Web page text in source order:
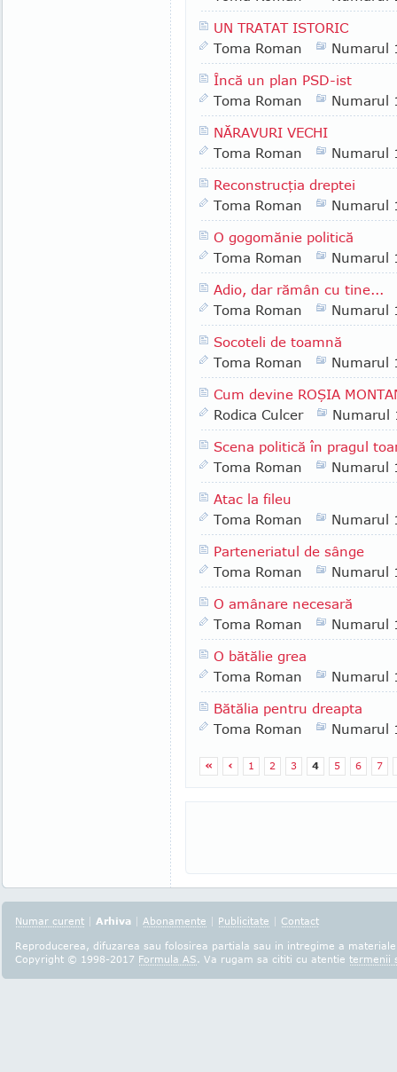
UN TRATAT ISTORIC
Toma Roman
Numarul
Încă un plan PSD-ist
Toma Roman
Numarul
NĂRAVURI VECHI
Toma Roman
Numarul
Reconstrucţia dreptei
Toma Roman
Numarul
O gogomănie politică
Toma Roman
Numarul
Adio, dar rămân cu tine...
Toma Roman
Numarul
Socoteli de toamnă
Toma Roman
Numarul
Cum devine ROŞIA
Rodica Culcer
Numarul
Scena politică în pragul
Toma Roman
Numarul
Atac la fileu
Toma Roman
Numarul
Parteneriatul de sânge
Toma Roman
Numarul
O amânare necesară
Toma Roman
Numarul
O bătălie grea
Toma Roman
Numarul
Bătălia pentru dreapta
Toma Roman
Numarul
« ‹ 1 2 3 4 5 6 7
Numar curent | Arhiva | Abonamente | Publicitate | Contact
Reproducerea, difuzarea sau folosirea partiala sau in intregime a
Copyright © 1998-2017 Formula AS. Va rugam sa cititi cu atentie termenii